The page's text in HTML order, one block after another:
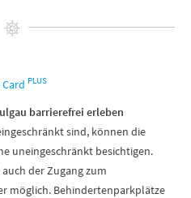
PLUS
barrierefrei erleben
sind, können die
uneingeschränkt besichtigen.
der Zugang zum
möglich. Behindertenparkplätze